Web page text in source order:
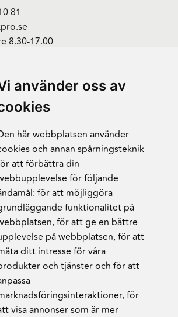
använder oss av
här webbplatsen använder
och annan spårningsteknik
att förbättra din
för följande
för att möjliggöra
funktionalitet på
,för att ge en bättre
på webbplatsen,för att
ditt intresse för våra
och tjänster och för att
,för
visa annonser som är mer
81
8.30-17.00